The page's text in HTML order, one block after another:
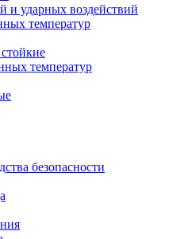
и ударных воздействий
температур
температур
безопасности